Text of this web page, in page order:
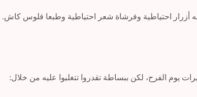
أزرار احتياطية وفرشاة شعر احتياطية وطبعا فلوس كاش.
يوم الفرح، لكن ببساطة تقدروا تتغلبوا عليه من خلال: